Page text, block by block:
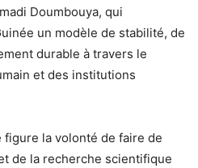
Doumbouya, qui
un modèle de stabilité, de
durable à travers le
et des institutions
la volonté de faire de
de la recherche scientifique